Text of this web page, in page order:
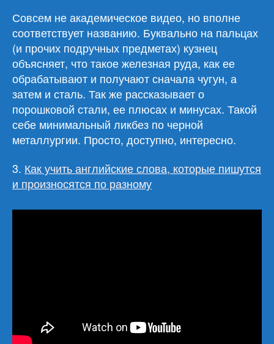
Совсем не академическое видео, но вполне
соответствует названию. Буквально на пальцах
(и прочих подручных предметах) кузнец
объясняет, что такое железная руда, как ее
обрабатывают и получают сначала чугун, а
затем и сталь. Так же рассказывает о
порошковой стали, ее плюсах и минусах. Такой
себе минимальный ликбез по черной
металлургии. Просто, доступно, интересно.
3. Как учить английские слова, которые пишутся
и произносятся по разному